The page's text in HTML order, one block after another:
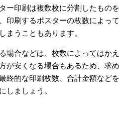
ー印刷は複数枚に分割したものを
印刷するポスターの枚数によって
まうこともあります。
場合などは、枚数によってはかえ
が安くなる場合もあるため、求め
終的な印刷枚数、合計金額などを
しましょう。